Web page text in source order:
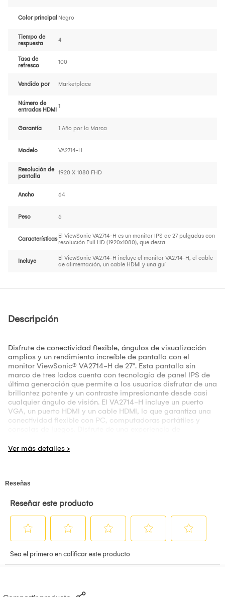
Color principal Negro
Tiempo de
respuesta
4
Tasa de
refresco
100
Vendido por Marketplace
Número de
entradas HDMI
1
Garantía 1 Año por la Marca
Modelo VA2714-H
Resolución de
pantalla
1920 X 1080 FHD
Ancho 64
Peso 6
Características El ViewSonic VA2714-H es un monitor IPS de 27 pulgadas con
resolución Full HD (1920x1080), que desta
Incluye
El ViewSonic VA2714-H incluye el monitor VA2714-H, el cable
de alimentación, un cable HDMI y una guí
Descripción
Disfrute de conectividad flexible, ángulos de visualización
amplios y un rendimiento increíble de pantalla con el
monitor ViewSonic® VA2714-H de 27". Esta pantalla sin
marco de tres lados cuenta con tecnología de panel IPS de
última generación que permite a los usuarios disfrutar de una
brillantez potente y un contraste impresionante desde casi
cualquier ángulo de visión. El VA2714-H incluye un puerto
VGA, un puerto HDMI y un cable HDMI, lo que garantiza una
conectividad flexible con PC, computadoras portátiles y
frecuencia de actualización variable que, prácticamente,